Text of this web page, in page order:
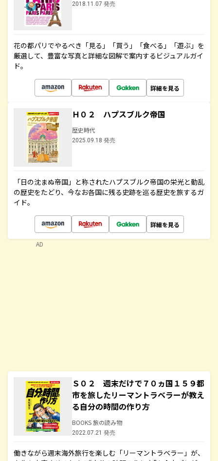
2018.11.07 発売
花の都パリでやるべき「見る」「買う」「食べる」「遊ぶ」を
厳選して、豊富な写真と詳細な図解で案内するビジュアルガイ
ド。
詳細を見る
Ｈ０２ ハプスブルク帝国
歴史時代
2025.09.18 発売
「日の沈まぬ帝国」と称されたハプスブルク帝国の栄光と動乱
の歴史をたどり、今なお各国に残る史跡を巡る歴史を旅するガ
イド。
詳細を見る
Ｓ０２ 週末だけで７０ヵ国１５９都
市を旅したリーマントラベラーが教え
る自分の時間の作り方
BOOKS 旅の読み物
2022.07.21 発売
働きながら週末海外旅行を楽しむ「リーマントラベラー」が、
AD